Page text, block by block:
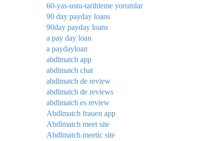
60-yas-ustu-tarihleme yorumlar
90 day payday loans
90day payday loans
a pay day loan
a paydayloan
abdlmatch app
abdlmatch chat
abdlmatch de review
abdlmatch de reviews
abdlmatch es review
Abdlmatch frauen app
Abdlmatch meet site
Abdlmatch meetic site